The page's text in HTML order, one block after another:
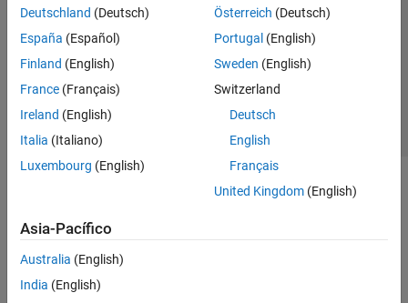
Deutschland (Deutsch)
España (Español)
Finland (English)
France (Français)
Ireland (English)
Italia (Italiano)
Luxembourg (English)
Österreich (Deutsch)
Portugal (English)
Sweden (English)
Switzerland
Deutsch
English
Français
United Kingdom(English)
Asia-Pacífico
Australia (English)
India (English)
Información de contacto
© 1994-2026 The MathWorks, Inc.